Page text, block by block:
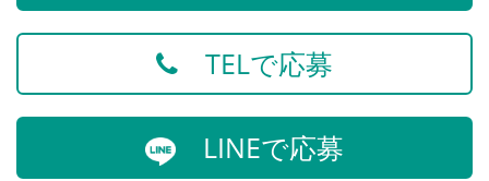
TELで応募
LINEで応募